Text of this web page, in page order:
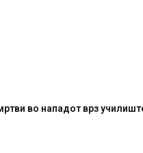
во нападот врз